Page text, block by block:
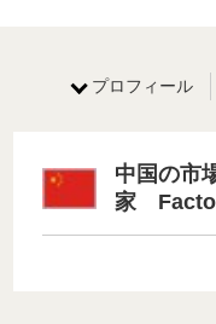
プロフィール
中国の市
家